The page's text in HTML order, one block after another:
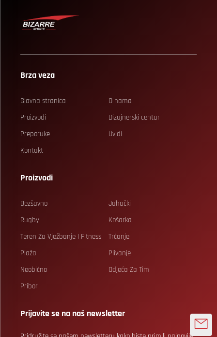
Brza veza
Glavna stranica
O nama
Proizvodi
Dizajnerski centar
Preporuke
Uvidi
Kontakt
Proizvodi
Bezšavno
Jahački
Rugby
Košarka
Teren Za Vježbanje I Fitness
Trčanje
Plaža
Plivanje
Neobično
Odjeća Za Tim
Pribor
Prijavite se na naš newsletter